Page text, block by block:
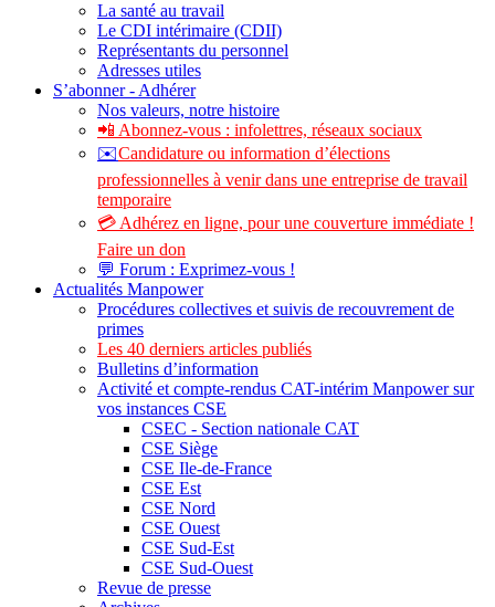
La santé au travail
Le CDI intérimaire (CDII)
Représentants du personnel
Adresses utiles
S’abonner - Adhérer
Nos valeurs, notre histoire
📲 Abonnez-vous : infolettres, réseaux sociaux
✉️Candidature ou information d’élections
professionnelles à venir dans une entreprise de travail
temporaire
💳 Adhérez en ligne, pour une couverture immédiate !
Faire un don
💬 Forum : Exprimez-vous !
Actualités Manpower
Procédures collectives et suivis de recouvrement de
primes
Les 40 derniers articles publiés
Bulletins d’information
Activité et compte-rendus CAT-intérim Manpower sur
vos instances CSE
CSEC - Section nationale CAT
CSE Siège
CSE Ile-de-France
CSE Est
CSE Nord
CSE Ouest
CSE Sud-Est
CSE Sud-Ouest
Revue de presse